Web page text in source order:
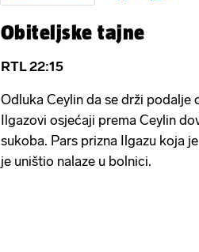
Obiteljske tajne
RTL 22:15
Odluka Ceylin da se drži podalje
Ilgazovi osjećaji prema Ceylin
sukoba. Pars prizna Ilgazu koja
je uništio nalaze u bolnici.